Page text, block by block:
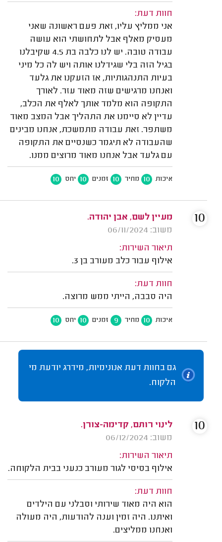
חוות דעת:
אני ממליץ עליו, זאת פעם ראשונה שאני
מעסיק מאלף אבל לתחושתי הוא עושה
עבודה טובה. יש לנו כלבה בת 4.5 שקיבלנו
בגיל הזה בלי שגידלנו אותה ויש לה כל מיני
בעיות התנהגותיות, אז הזעקנו את גלעד
ואנחנו מרגישים שזה מאוד עזר. לאורך
התקופה הוא מלמד אותך לאלף את הכלב,
עדיין לא סיימנו את התהליך אבל המצב מאוד
משתפר. זאת עבודה מתמשכת, אנחנו מבינים
שהעבודה לא תיגמר כשנסיים את התקופה
עם גלעד אבל אנחנו מאוד מרוצים ממנו.
איכות 10 מחיר 10 זמנים 10 יחס 10
מעיין לשם, אבן יהודה.
משוב: 06/11/2024
תיאור השירות:
אילוף עבור כלב מעורב בן 3.
חוות דעת:
היה סבבה, הייתי ממש מרוצה.
איכות 10 מחיר 9 זמנים 10 יחס 10
10
גם בחוות דעת אנונימיות, מידרג יודעת מי
הלקוח.
לינוי רותם, קדימה-צורן.
משוב: 06/12/2024
תיאור השירות:
אילוף בסיסי לגור מעורב כנעני בבית הלקוחה.
חוות דעת:
הוא היה מאוד שירותי וסבלני עם הילדים
ואיתנו. היה זמין וענה להודעות, היה מעולה
ואנחנו ממליצים.
10